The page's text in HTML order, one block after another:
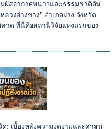
ผัสอากาศหนาวและธรรมชาติอัน
วงอ่างขาง" อำเภอฝาง จังหวัด
าด ที่นี่คือสถานีวิจัยแห่งแรกของ
เบื้องหลังความงดงามและศาสน